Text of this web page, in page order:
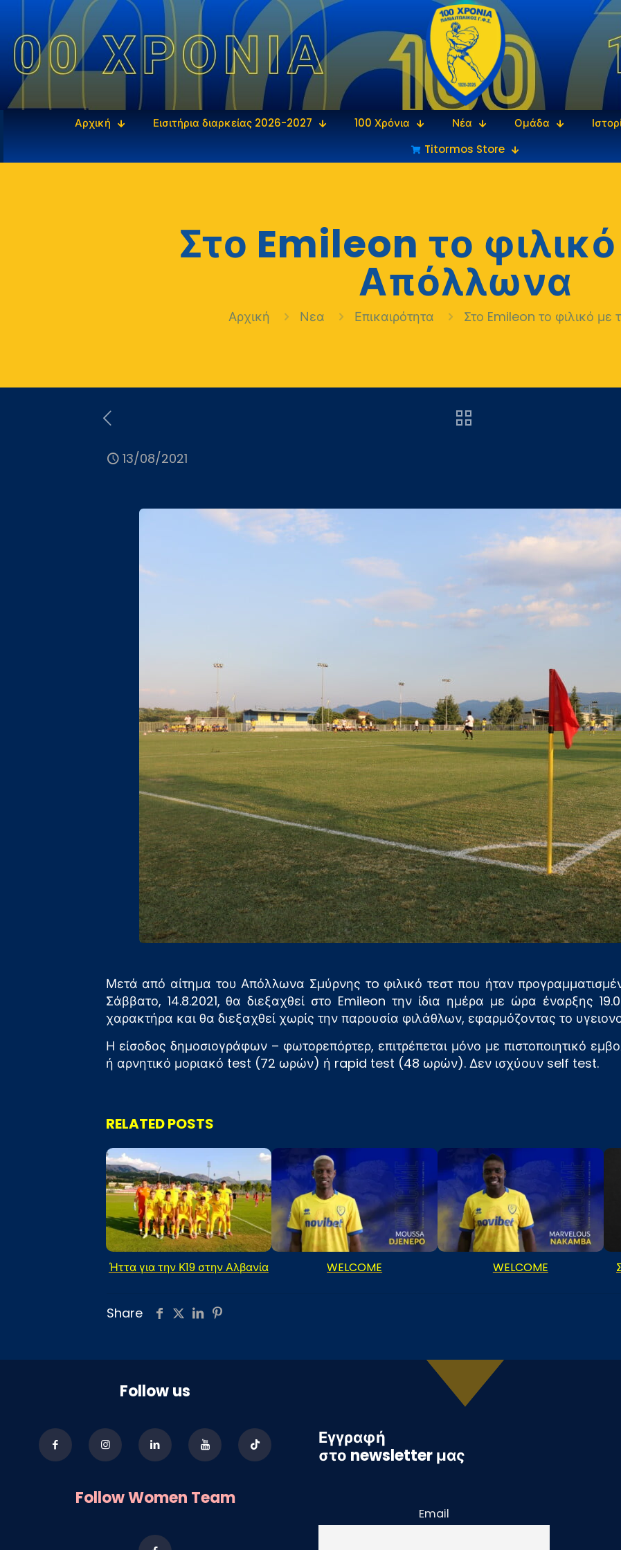
Αρχική Εισιτήρια διαρκείας 2026-2027 100 Χρόνια Νέα Ομάδα
Titormos Store
Στο Emileon το
Απόλλωνα
Αρχική Νεα Επικαιρότητα Στο Emileon το φιλικό
13/08/2021
Μετά από αίτημα του Απόλλωνα Σμύρνης τo φιλικό τεστ που ήταν
Σάββατο, 14.8.2021, θα διεξαχθεί στο Emileon την ίδια ημέρα με ώρα έναρξης
χαρακτήρα και θα διεξαχθεί χωρίς την παρουσία φιλάθλων, εφαρμόζοντας το
Η είσοδος δημοσιογράφων – φωτορεπόρτερ, επιτρέπεται μόνο με πιστοποιητικό
ή αρνητικό μοριακό test (72 ωρών) ή rapid test (48 ωρών). Δεν ισχύουν self test.
RELATED POSTS
Ήττα για την Κ19 στην Αλβανία WELCOME WELCOME
Share
Follow us
Follow Women Team
Εγγραφή
στο newsletter μας
Email